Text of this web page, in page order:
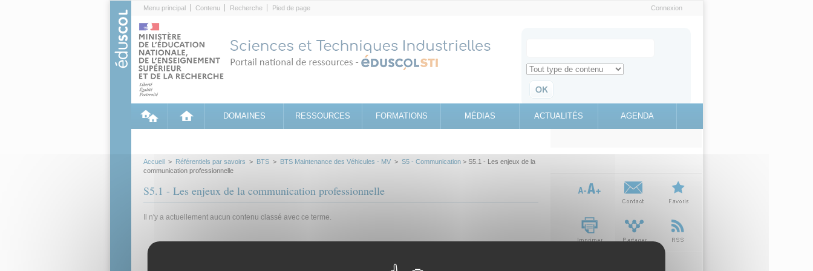
Menu principal Contenu Recherche Pied de page Connexion
Search for
Retrouvez toute l'information sur le site education.gouv.fr
DOMAINES RESSOURCES FORMATIONS MÉDIAS ACTUALITÉS AGENDA
Accueil > Référentiels par savoirs > BTS > BTS Maintenance des Véhicules - MV > S5 - Communication > S5.1 - Les enjeux de la
communication professionnelle
S5.1 - Les enjeux de la communication professionnelle
Il n'y a actuellement aucun contenu classé avec ce terme.